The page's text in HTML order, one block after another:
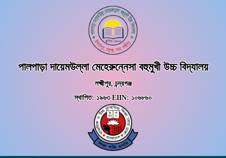
পালপাড়া দায়েমউল্লা মেহেরুন্নেসা বহুমুখী উচ্চ বিদ্যালয়
লক্ষ্মীপুর, চন্দ্রগঞ্জ
স্থাপিত: ১৯৬৩ EIIN: ১০৬৮৬০